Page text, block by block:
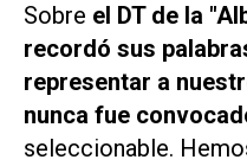
Sobre el DT de la
recordó sus
representar a
nunca fue
seleccionable.